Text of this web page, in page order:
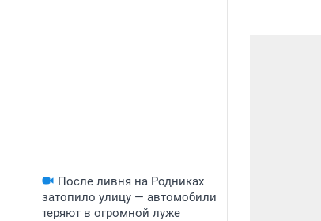
После ливня на Родниках
затопило улицу — автомобили
теряют в огромной луже